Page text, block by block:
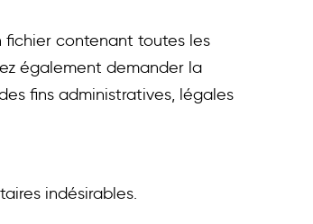
fichier contenant toutes les
également demander la
fins administratives, légales
indésirables.